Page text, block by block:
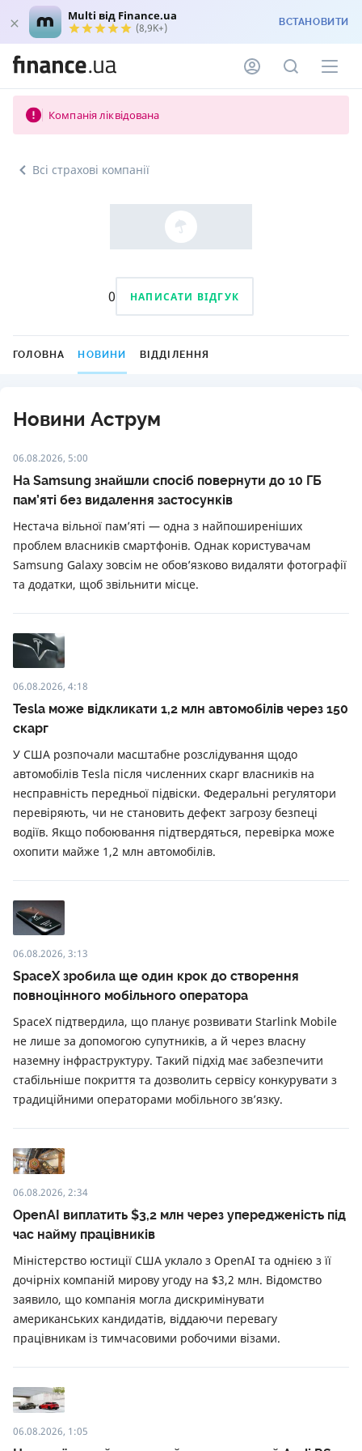
Multi від Finance.ua
(8,9K+) ВСТАНОВИТИ
Компанія ліквідована
Всі страхові компанії
0 НАПИСАТИ ВІДГУК
ГОЛОВНА НОВИНИ ВІДДІЛЕННЯ
Новини Аструм
06.08.2026, 5:00
На Samsung знайшли спосіб повернути до 10 ГБ
пам’яті без видалення застосунків
Нестача вільної пам’яті — одна з найпоширеніших
проблем власників смартфонів. Однак користувачам
Samsung Galaxy зовсім не обов’язково видаляти фотографії
та додатки, щоб звільнити місце.
06.08.2026, 4:18
Tesla може відкликати 1,2 млн автомобілів через 150
скарг
У США розпочали масштабне розслідування щодо
автомобілів Tesla після численних скарг власників на
несправність передньої підвіски. Федеральні регулятори
перевіряють, чи не становить дефект загрозу безпеці
водіїв. Якщо побоювання підтвердяться, перевірка може
охопити майже 1,2 млн автомобілів.
06.08.2026, 3:13
SpaceX зробила ще один крок до створення
повноцінного мобільного оператора
SpaceX підтвердила, що планує розвивати Starlink Mobile
не лише за допомогою супутників, а й через власну
наземну інфраструктуру. Такий підхід має забезпечити
стабільніше покриття та дозволить сервісу конкурувати з
традиційними операторами мобільного зв’язку.
06.08.2026, 2:34
OpenAI виплатить $3,2 млн через упередженість під
час найму працівників
Міністерство юстиції США уклало з OpenAI та однією з її
дочірніх компаній мирову угоду на $3,2 млн. Відомство
заявило, що компанія могла дискримінувати
американських кандидатів, віддаючи перевагу
працівникам із тимчасовими робочими візами.
06.08.2026, 1:05